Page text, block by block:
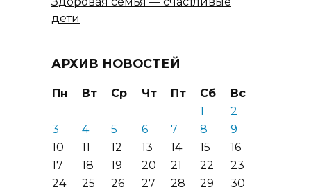
дети
АРХИВ НОВОСТЕЙ
Пн Вт Ср Чт Пт Сб
Вс
1
2
3
4 5 6 7 8
9
10
11 12 13 14 15
16
17
18 19 20 21 22
23
24
25 26 27 28 29
30